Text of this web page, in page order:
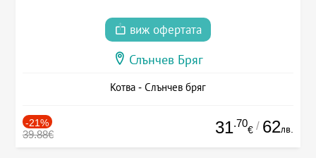
виж офертата
Слънчев Бряг
Котва - Слънчев бряг
-21%
39.88€ 31.70
€ / 62лв.